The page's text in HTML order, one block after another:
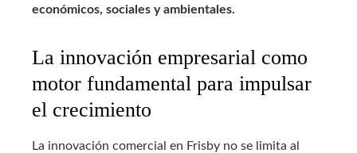
económicos, sociales y ambientales.
La innovación empresarial como
motor fundamental para impulsar
el crecimiento
La innovación comercial en Frisby no se limita al